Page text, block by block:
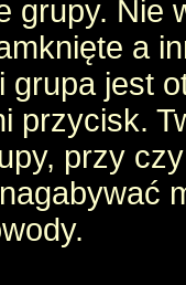
grupy. Nie
a
grupa jest
przycisk.
przy